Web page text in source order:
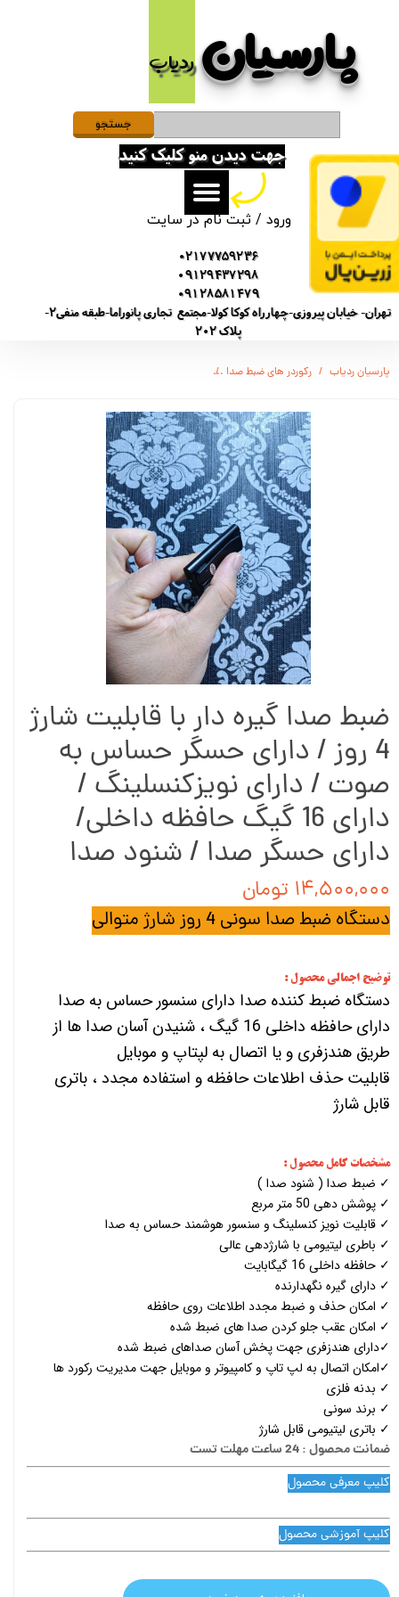
پارسیان​​​​​​​ردیاب
ورود /ثبت نام در سایت
حساب کاربری من
تغییر گذر واژه
سفارشات
خروج از حساب کاربری
02177759236
09129437298
09128581479
تهران- خیابان پیروزی-چهارراه کوکا کولا-مجتمع تجاری پانوراما-طبقه منفی2-
پلاک 202
جهت دیدن منو کلیک کنید
جستجو
پارسیان ردیاب رکوردر های ضبط صدا
ضبط صدا گیره دار با قابلیت شارژ
4 روز / دارای حسگر حساس به
صوت / دارای نویزکنسلینگ /
دارای 16 گیگ حافظه داخلی/
دارای حسگر صدا / شنود صدا
۱۴,۵۰۰,۰۰۰ تومان
دستگاه ضبط صدا سونی 4 روز شارژ متوالی
توضیح اجمالی محصول :
دستگاه ضبط کننده صدا دارای سنسور حساس به صدا
دارای حافظه داخلی 16 گیگ ، شنیدن آسان صدا ها از
طریق هندزفری و یا اتصال به لپتاپ و موبایل
قابلیت حذف اطلاعات حافظه و استفاده مجدد ، باتری
قابل شارژ
مشخصات کامل محصول :
✓ ضبط صدا ( شنود صدا )
✓ پوشش دهی 50 متر مربع
✓ قابلیت نویز کنسلینگ و سنسور هوشمند حساس به صدا
✓ باطری لیتیومی با شارژدهی عالی
✓ حافظه داخلی 16 گیگابایت
✓ دارای گیره نگهدارنده
✓ امکان حذف و ضبط مجدد اطلاعات روی حافظه
✓ امکان عقب جلو کردن صدا های ضبط شده
✓دارای هندزفری جهت پخش آسان صداهای ضبط شده
✓امکان اتصال به لپ تاپ و کامپیوتر و موبایل جهت مدیریت رکورد ها
✓ بدنه فلزی
✓ برند سونی
✓ باتری لیتیومی قابل شارژ
ضمانت محصول : 24 ساعت مهلت تست
کلیپ معرفی محصول
کلیپ آموزشی محصول